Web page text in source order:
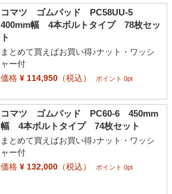
コマツ ゴムパッド PC58UU-5
400mm幅 4本ボルトタイプ 78枚セッ
ト
まとめて買えばお買い得♪ナット・ワッシ
ャー付
価格¥ 114,950（税込） ポイント 0pt
コマツ ゴムパッド PC60-6 450mm
幅 4本ボルトタイプ 74枚セット
まとめて買えばお買い得♪ナット・ワッシ
ャー付
価格¥ 132,000（税込） ポイント 0pt